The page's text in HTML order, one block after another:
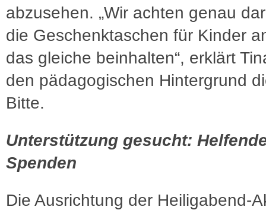
abzusehen. „Wir achten genau
die Geschenktaschen für Kinder
das gleiche beinhalten“, erklärt
den pädagogischen Hintergrund
Bitte.
Unterstützung gesucht:
Spenden
Die Ausrichtung der Heiligabend-